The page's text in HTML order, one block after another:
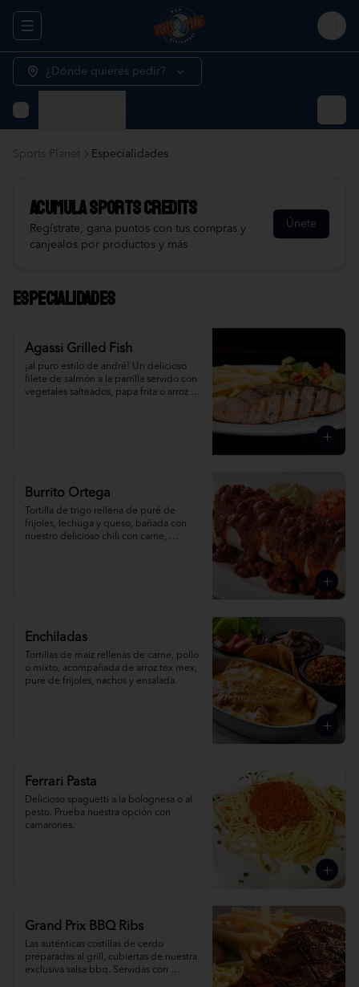
Abrir menu de navegación
¿Dónde quieres pedir?
Sports Planet Especialidades
AcumulaSports Credits
Regístrate, gana puntos con tus compras y
canjealos por productos y más
Únete
Especialidades
Agassi Grilled Fish
¡al puro estilo de andré! Un delicioso
filete de salmón a la parrilla servido con
vegetales salteados, papa frita o arroz te
Burrito Ortega
Tortilla de trigo rellena de puré de
frijoles, lechuga y queso, bañada con
nuestro delicioso chili con carne,
Enchiladas
Tortillas de maiz rellenas de carne, pollo
o mixto, acompañada de arroz tex mex,
puré de frijoles, nachos y ensalada.
Ferrari Pasta
Delicioso spaguetti a la bolognesa o al
pesto. Prueba nuestra opción con
camarones.
Grand Prix BBQ Ribs
Las auténticas costillas de cerdo
preparadas al grill, cubiertas de nuestra
exclusiva salsa bbq. Servidas con